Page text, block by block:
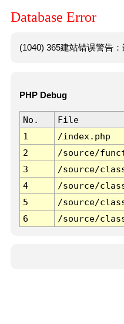
Database Error
(1040) 365建站错误警告
PHP Debug
No. File
1
/index.php
2
/source/
3
/source/
4
/source/
5
/source/
6
/source/